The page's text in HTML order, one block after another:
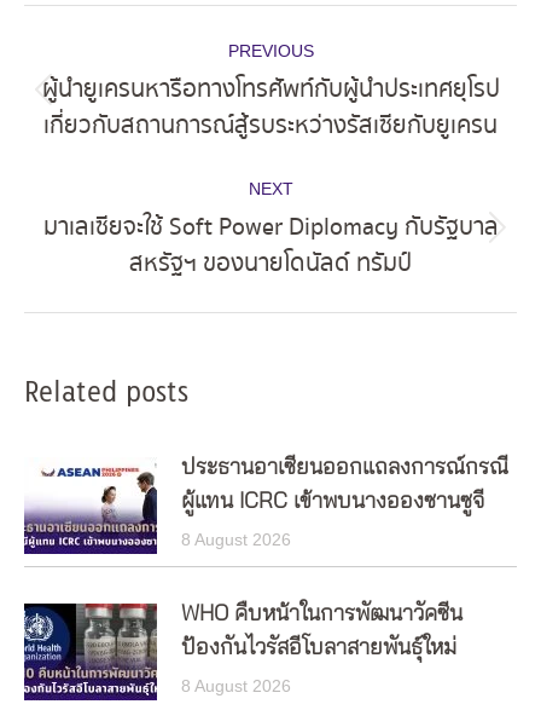
navigation
PREVIOUS
Previous
post:
ผู้นำยูเครนหารือทางโทรศัพท์กับผู้นำประเทศยุโรป
เกี่ยวกับสถานการณ์สู้รบระหว่างรัสเซียกับยูเครน
NEXT
Next
post:
มาเลเซียจะใช้ Soft Power Diplomacy กับรัฐบาล
สหรัฐฯ ของนายโดนัลด์ ทรัมป์
Related posts
ประธานอาเซียนออกแถลงการณ์กรณี
ผู้แทน ICRC เข้าพบนางอองซานซูจี
8 August 2026
WHO คืบหน้าในการพัฒนาวัคซีน
ป้องกันไวรัสอีโบลาสายพันธุ์ใหม่
8 August 2026